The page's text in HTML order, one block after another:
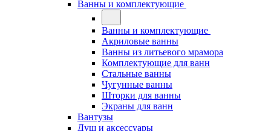
Ванны и комплектующие
Ванны и комплектующие
Акриловые ванны
Ванны из литьевого мрамора
Комплектующие для ванн
Стальные ванны
Чугунные ванны
Шторки для ванны
Экраны для ванн
Вантузы
Душ и аксессуары